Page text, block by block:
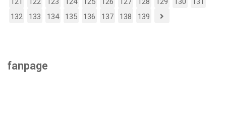
132
133 134 135 136 137 138 139
fanpage